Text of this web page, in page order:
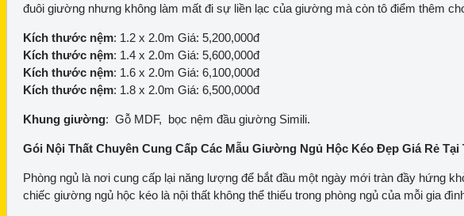
đuôi giường nhưng không làm mất đi sự liền lạc của giường mà còn tô điểm thêm
Kích thước nệm: 1.2 x 2.0m Giá: 5,200,000đ
Kích thước nệm: 1.4 x 2.0m Giá: 5,600,000đ
Kích thước nệm: 1.6 x 2.0m Giá: 6,100,000đ
Kích thước nệm: 1.8 x 2.0m Giá: 6,500,000đ
Khung giường: Gỗ MDF, bọc nệm đầu giường Simili.
Gói Nội Thất Chuyên Cung Cấp Các Mẫu Giường Ngủ Hộc Kéo Đẹp Giá Rẻ Tại
Phòng ngủ là nơi cung cấp lại năng lượng để bắt đầu một ngày mới tràn đầy hứng
chiếc giường ngủ hộc kéo là nội thất không thể thiếu trong phòng ngủ của mỗi gia